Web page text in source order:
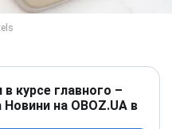
курсе главного –
на OBOZ.UA в